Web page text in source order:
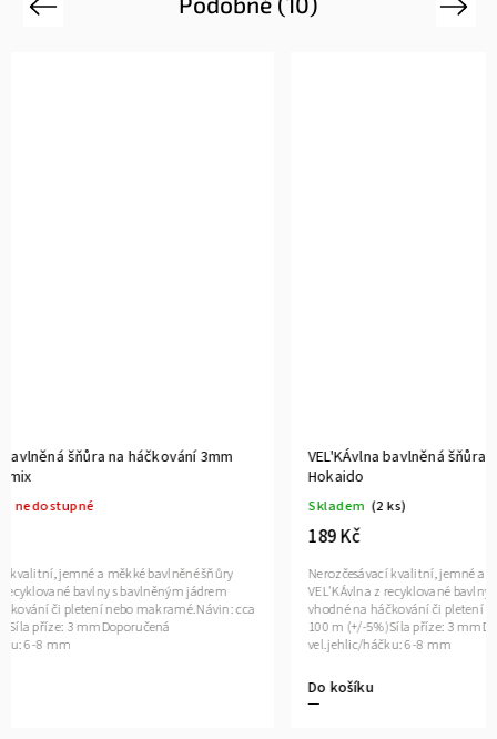
Previous
VEL'KÁvlna bavlněná šňůra na háčkování 3mm
Skladem
Nerozčesávací kvalitní, jemné a měkké bavlněné šňůry
VEL'KÁvlna z recyklované bavlny s bavlněným jádrem
vhodné na háčkování či pletení nebo makramé.Návin: cca
100 m (+/-5%)Síla příze: 3 mmDoporučená
vel.jehlic/háčku: 6-8 mm
VEL'KÁvlna
vhodné na
100 m (+/-
vel.jehlic/
Next